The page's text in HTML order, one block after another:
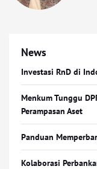
News
Investasi RnD di
Menkum Tunggu
Perampasan Aset
Panduan
Kolaborasi